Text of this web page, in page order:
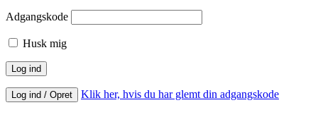
Adgangskode
Husk mig
Log ind / Opret Klik her, hvis du har glemt din adgangskode